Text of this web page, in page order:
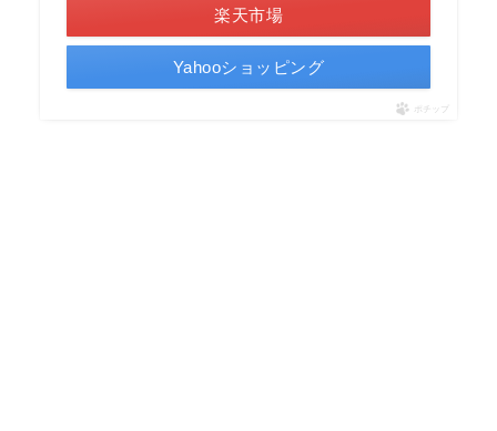
楽天市場
Yahooショッピング
ポチップ